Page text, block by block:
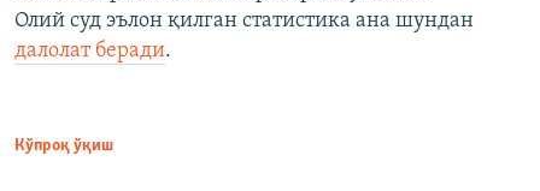
Олий суд эълон қилган статистика ана шундан
далолат беради.
Кўпроқ ўқиш